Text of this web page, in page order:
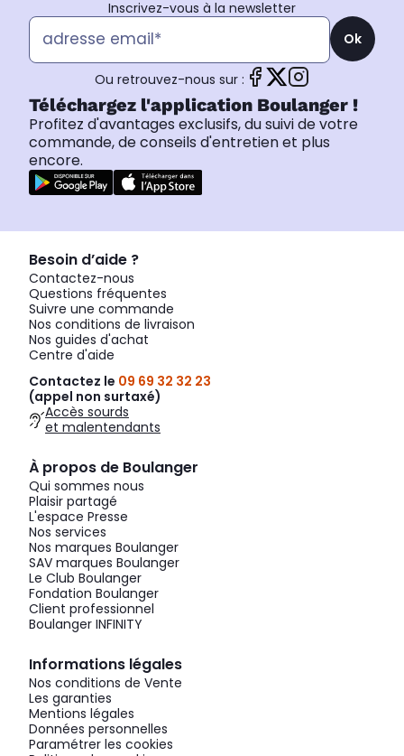
Inscrivez-vous à la newsletter
Ok
Ou retrouvez-nous sur :
Téléchargez l'application Boulanger !
Profitez d'avantages exclusifs, du suivi de votre
commande, de conseils d'entretien et plus
encore.
Besoin d’aide ?
Contactez-nous
Questions fréquentes
Suivre une commande
Nos conditions de livraison
Nos guides d'achat
Centre d'aide
Contactez le 09 69 32 32 23
(appel non surtaxé)
Accès sourds
et malentendants
À propos de Boulanger
Qui sommes nous
Plaisir partagé
L'espace Presse
Nos services
Nos marques Boulanger
SAV marques Boulanger
Le Club Boulanger
Fondation Boulanger
Client professionnel
Boulanger INFINITY
Informations légales
Nos conditions de Vente
Les garanties
Mentions légales
Données personnelles
Paramétrer les cookies